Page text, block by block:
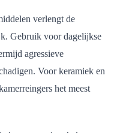
verlengt de
Gebruik voor dagelijkse
agressieve
Voor keramiek en
het meest